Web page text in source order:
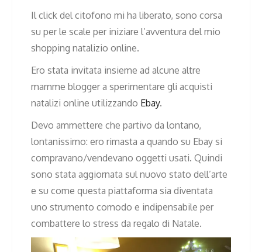
Il click del citofono mi ha liberato, sono corsa
su per le scale per iniziare l’avventura del mio
shopping natalizio online.
Ero stata invitata insieme ad alcune altre
mamme blogger a sperimentare gli acquisti
natalizi online utilizzando Ebay.
Devo ammettere che partivo da lontano,
lontanissimo: ero rimasta a quando su Ebay si
compravano/vendevano oggetti usati. Quindi
sono stata aggiornata sul nuovo stato dell’arte
e su come questa piattaforma sia diventata
uno strumento comodo e indipensabile per
combattere lo stress da regalo di Natale.